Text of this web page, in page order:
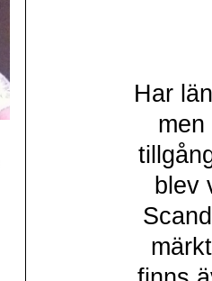
Har
blev